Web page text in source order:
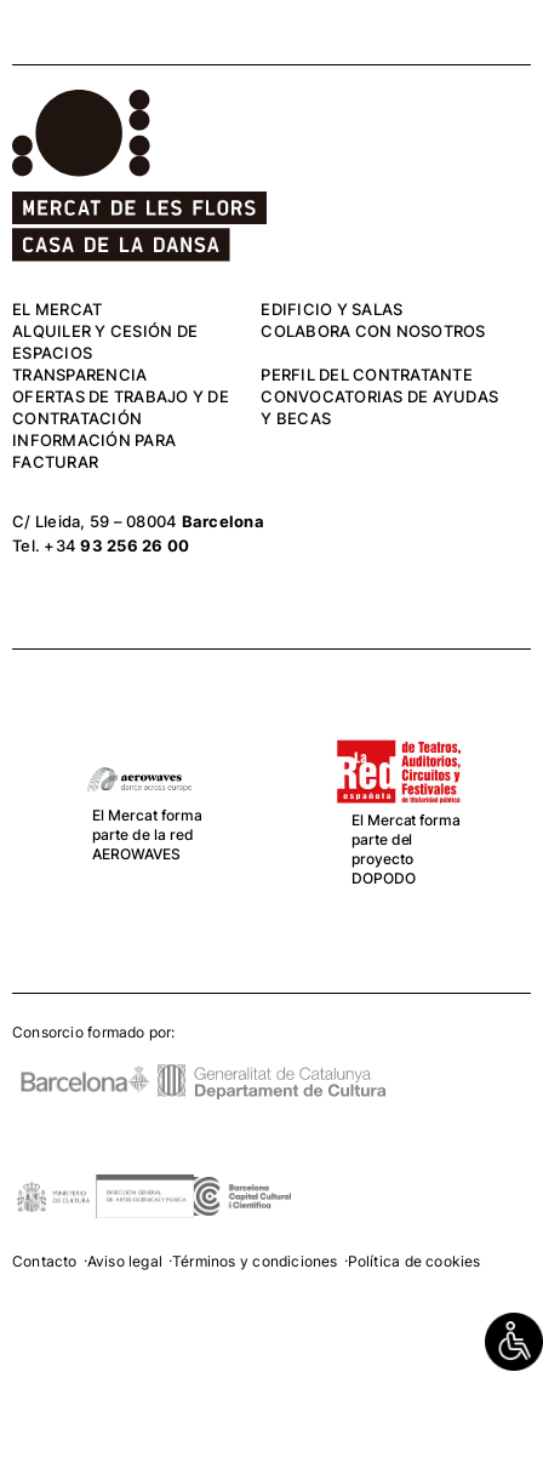
EL MERCAT
EDIFICIO Y SALAS
ALQUILER Y CESIÓN DE
ESPACIOS
COLABORA CON NOSOTROS
TRANSPARENCIA
PERFIL DEL CONTRATANTE
OFERTAS DE TRABAJO Y DE
CONTRATACIÓN
CONVOCATORIAS DE AYUDAS
Y BECAS
INFORMACIÓN PARA
FACTURAR
C/ Lleida, 59 – 08004 Barcelona
Tel. +3493 256 26 00
El Mercat forma
parte de la red
AEROWAVES
El Mercat forma
parte del
proyecto
DOPODO
Consorcio formado por:
Contacto Aviso legal Términos y condiciones Política de cookies